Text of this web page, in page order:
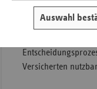
Auswahl
einen weiteren
würde. Nur dann
Versicherten